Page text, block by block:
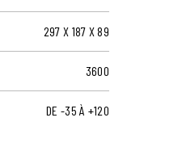
297 X 187 X 89
3600
DE -35 À +120